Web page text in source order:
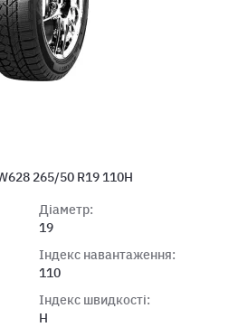
265/50 R19 110H
Діаметр:
19
Індекс навантаження:
110
Індекс швидкості:
H